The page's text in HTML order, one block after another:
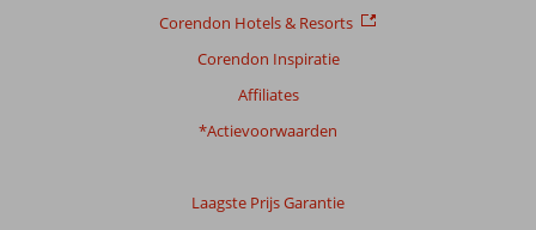
Corendon Hotels & Resorts
Corendon Inspiratie
Affiliates
*Actievoorwaarden
Laagste Prijs Garantie